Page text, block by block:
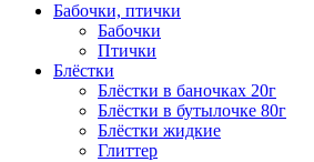
Бабочки, птички
Бабочки
Птички
Блёстки
Блёстки в баночках 20г
Блёстки в бутылочке 80г
Блёстки жидкие
Глиттер